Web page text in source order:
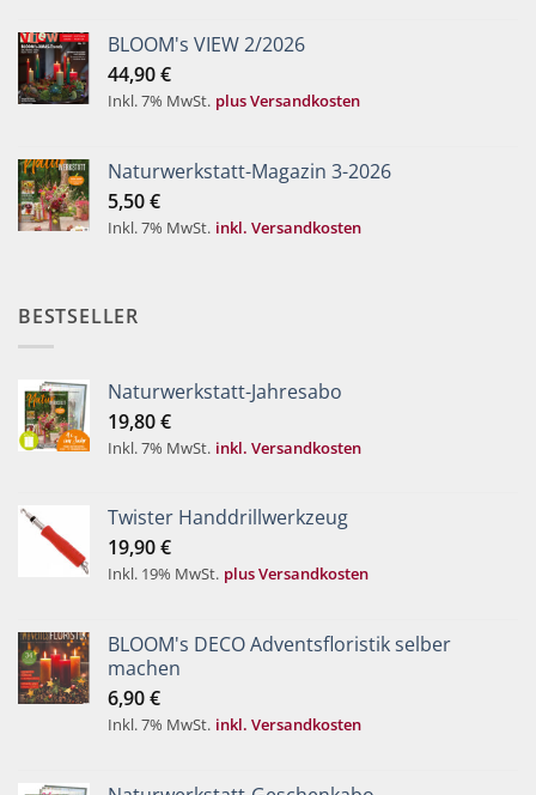
BLOOM's VIEW 2/2026
44,90€
Inkl. 7% MwSt. plus Versandkosten
Naturwerkstatt-Magazin 3-2026
5,50€
Inkl. 7% MwSt. inkl. Versandkosten
BESTSELLER
Naturwerkstatt-Jahresabo
19,80€
Inkl. 7% MwSt. inkl. Versandkosten
Twister Handdrillwerkzeug
19,90€
Inkl. 19% MwSt. plus Versandkosten
BLOOM's DECO Adventsfloristik selber
machen
6,90€
Inkl. 7% MwSt. inkl. Versandkosten